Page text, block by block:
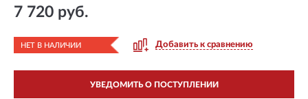
7 720 руб.
НЕТ В НАЛИЧИИ Добавить к сравнению
УВЕДОМИТЬ О ПОСТУПЛЕНИИ